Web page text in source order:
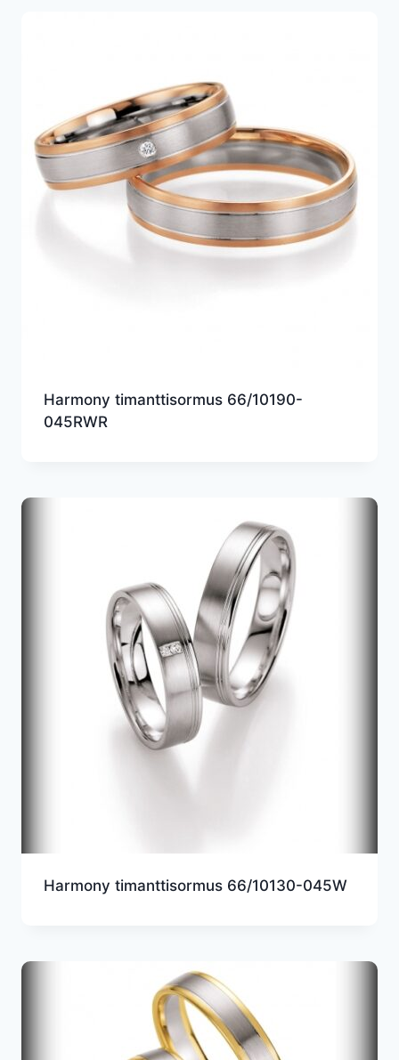
Harmony timanttisormus 66/10190-
045RWR
Harmony timanttisormus 66/10130-045W